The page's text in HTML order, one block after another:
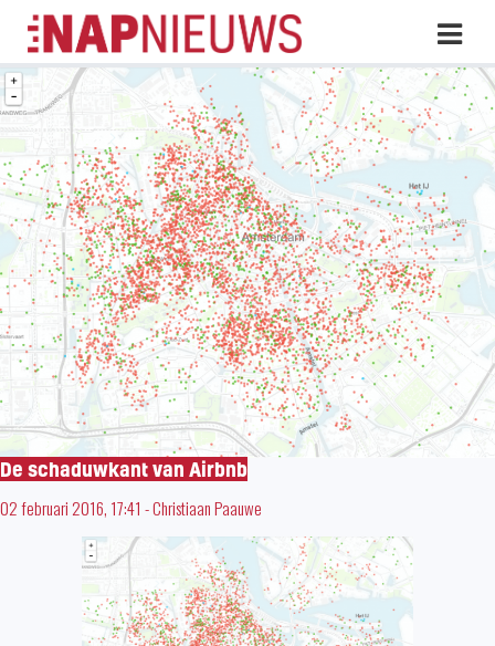
Skip
naar
inhoud
De schaduwkant van Airbnb
02 februari 2016, 17:41 -Christiaan Paauwe